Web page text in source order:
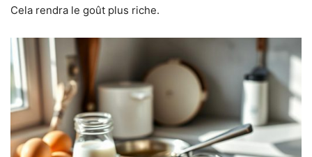
Cela rendra le goût plus riche.